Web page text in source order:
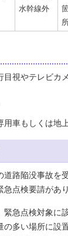
水幹線外
視やテレビカ
用車もしくは地
路陥没事故を
点検要請があ
急点検対象に
の多い場所に設